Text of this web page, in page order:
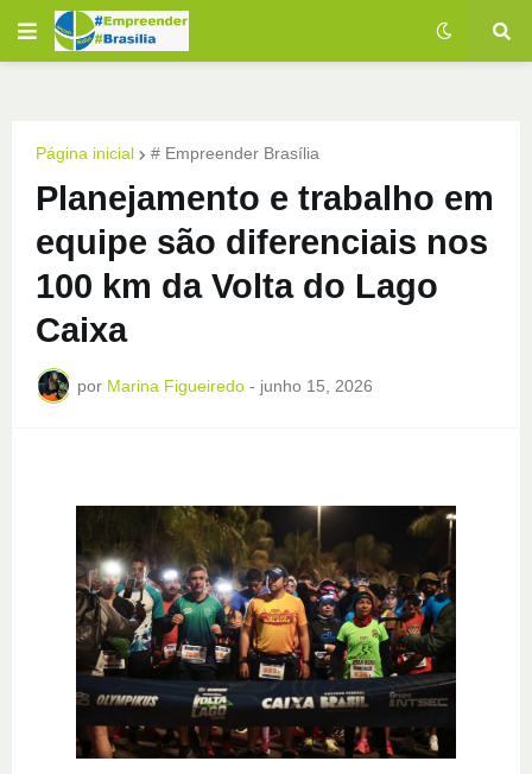
Página inicial # Empreender Brasília
Planejamento e trabalho em
equipe são diferenciais nos
100 km da Volta do Lago
Caixa
por Marina Figueiredo - junho 15, 2026